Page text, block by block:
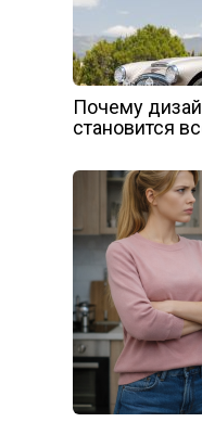
Почему
становится